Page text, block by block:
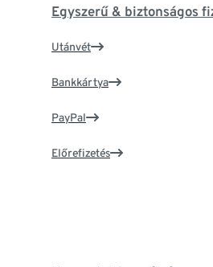
Egyszerű & biztonságos
Utánvét
Bankkártya
PayPal
Előrefizetés